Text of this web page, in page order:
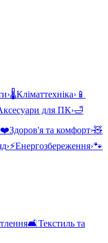
›🌡️Кліматтехніка› 📱
для ПК›🛁
❤️Здоров'я та комфорт›🧸
›⚡Енергозбереження›🐾
🛋️Текстиль та